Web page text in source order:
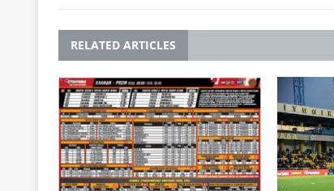
RELATED ARTICLES